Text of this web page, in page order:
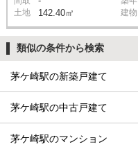
土地 142.40㎡ 建物
類似の条件から検索
茅ケ崎駅の新築戸建て
茅ケ崎駅の中古戸建て
茅ケ崎駅のマンション